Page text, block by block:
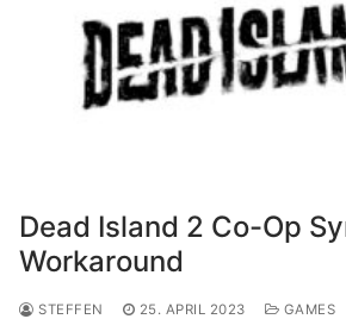
Dead Island 2 Co-Op
Workaround
STEFFEN 25. APRIL 2023 GAMES